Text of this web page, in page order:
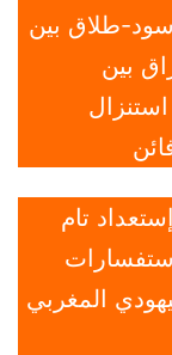
طلاق بين
بين
تام
المغربي